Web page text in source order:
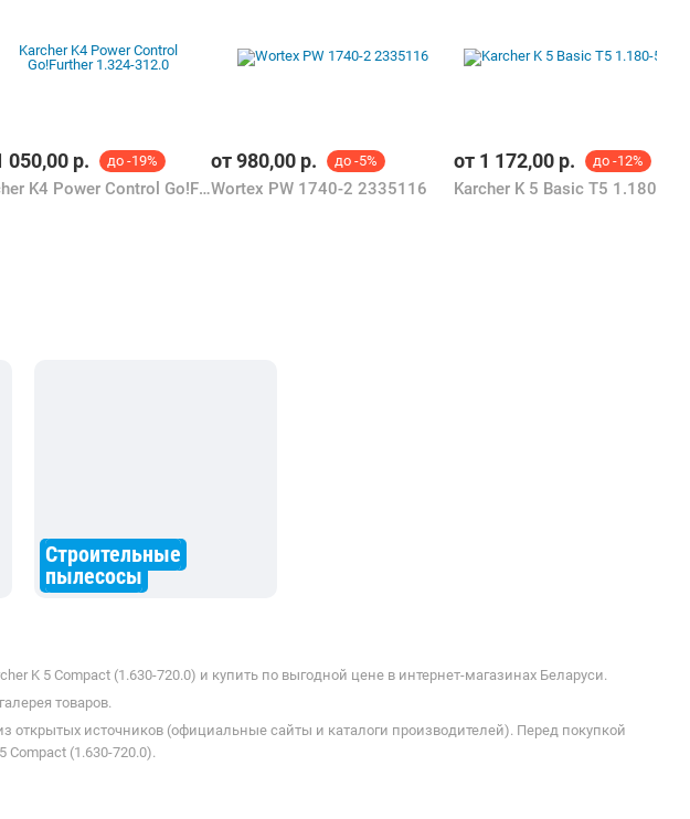
050,00 р. до -19%
Karcher K4 Power Control Go!Further 1.324-312.0
от980,00 р. до -5%
Wortex PW 1740-2 2335116
от 1 172,00 р. до -12%
Строительные
пылесосы
K 5 Compact (1.630-720.0) и купить по выгодной цене в интернет-магазинах Беларуси.
товаров.
открытых источников (официальные сайты и каталоги производителей). Перед покупкой
(1.630-720.0).